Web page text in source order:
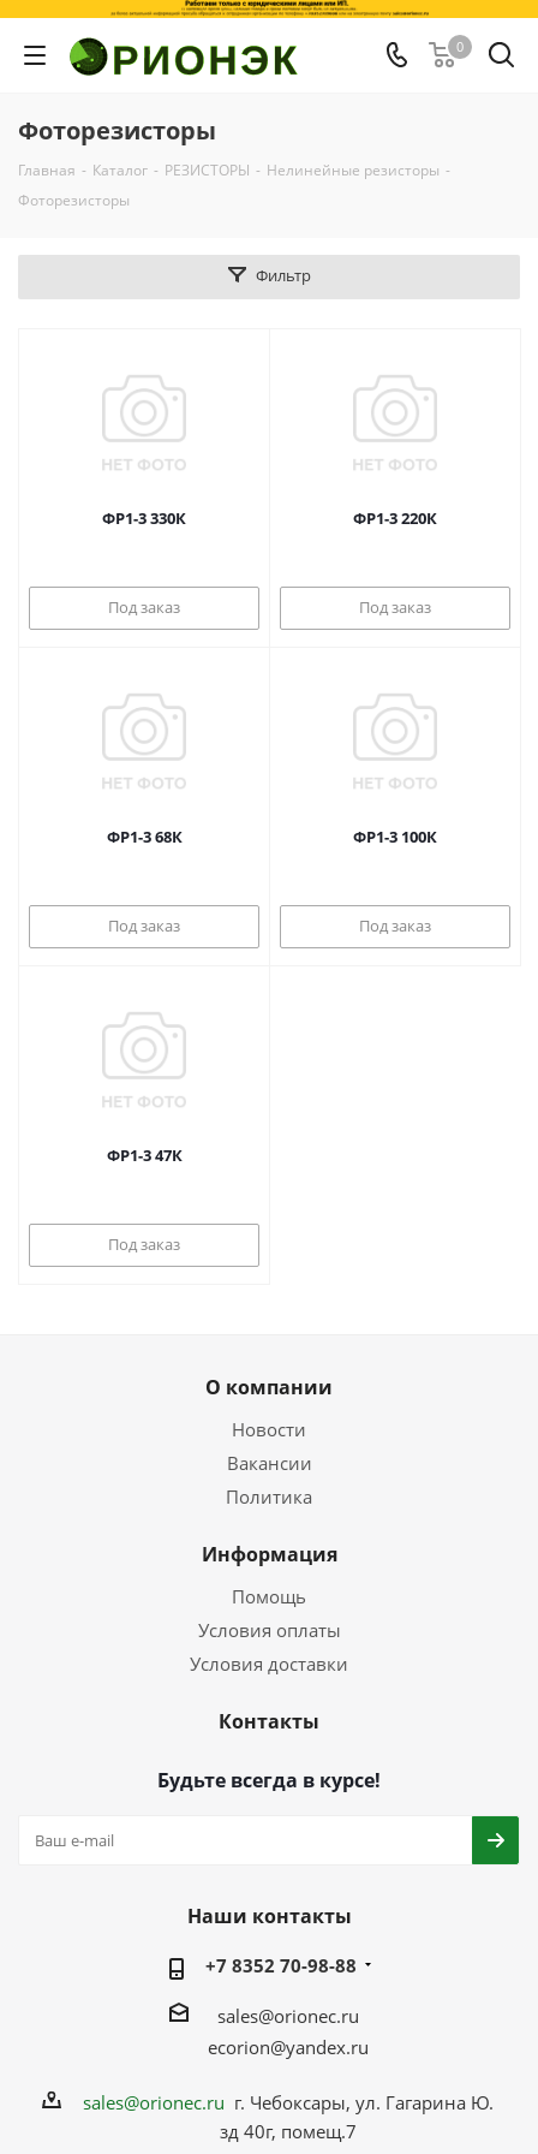
0
Фоторезисторы
Главная - Каталог - РЕЗИСТОРЫ - Нелинейные резисторы -
Фоторезисторы
Фильтр
ФР1-3 330К
Под заказ
ФР1-3 220К
Под заказ
ФР1-3 68К
Под заказ
ФР1-3 100К
Под заказ
ФР1-3 47К
Под заказ
О компании
Новости
Вакансии
Политика
Информация
Помощь
Условия оплаты
Условия доставки
Контакты
Будьте всегда в курсе!
Наши контакты
+7 8352 70-98-88
sales@orionec.ru
ecorion@yandex.ru
sales@orionec.ru г. Чебоксары, ул. Гагарина Ю.
зд 40г, помещ.7